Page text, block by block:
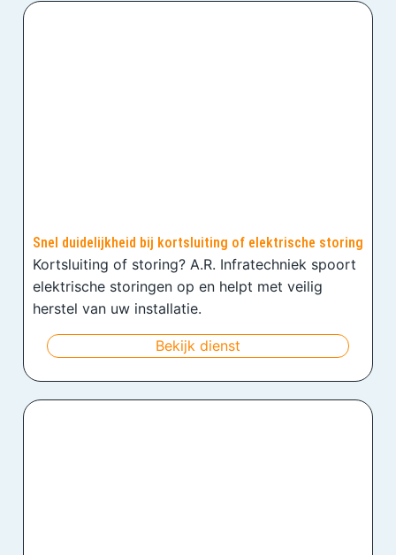
Snel duidelijkheid bij kortsluiting of elektrische storing
Kortsluiting of storing? A.R. Infratechniek spoort
elektrische storingen op en helpt met veilig
herstel van uw installatie.
Bekijk dienst